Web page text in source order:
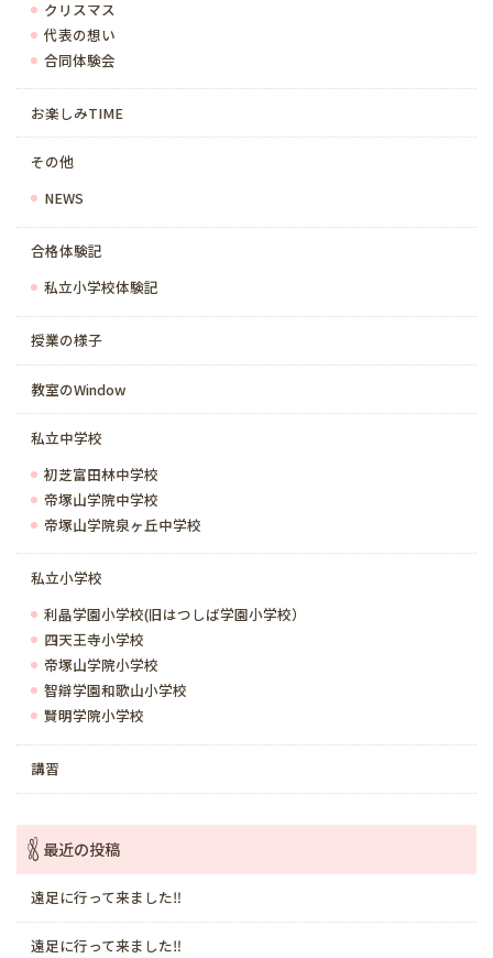
クリスマス
代表の想い
合同体験会
お楽しみTIME
その他
NEWS
合格体験記
私立小学校体験記
授業の様子
教室のWindow
私立中学校
初芝富田林中学校
帝塚山学院中学校
帝塚山学院泉ヶ丘中学校
私立小学校
利晶学園小学校(旧はつしば学園小学校）
四天王寺小学校
帝塚山学院小学校
智辯学園和歌山小学校
賢明学院小学校
講習
最近の投稿
遠足に行って来ました‼️
遠足に行って来ました‼️